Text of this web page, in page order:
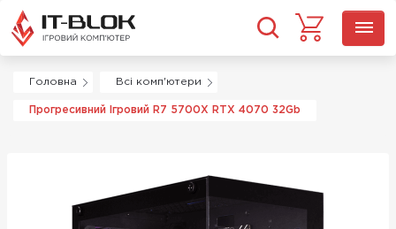
Головна Всі комп'ютери
Прогресивний Ігровий R7 5700X RTX 4070 32Gb